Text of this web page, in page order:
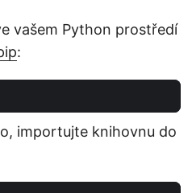
vašem Python prostředí
:
importujte knihovnu do